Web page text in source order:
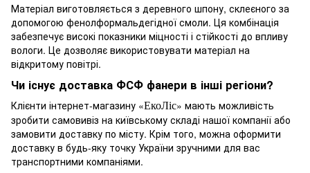
Матеріал виготовляється з деревного шпону, склеєного за
допомогою фенолформальдегідної смоли. Ця комбінація
забезпечує високі показники міцності і стійкості до впливу
вологи. Це дозволяє використовувати матеріал на
відкритому повітрі.
Чи існує доставка ФСФ фанери в інші регіони?
Клієнти інтернет-магазину «ЕкоЛіс» мають можливість
зробити самовивіз на київському складі нашої компанії або
замовити доставку по місту. Крім того, можна оформити
доставку в будь-яку точку України зручними для вас
транспортними компаніями.